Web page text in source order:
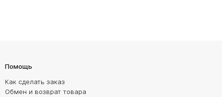
Помощь
Как сделать заказ
Обмен и возврат товара